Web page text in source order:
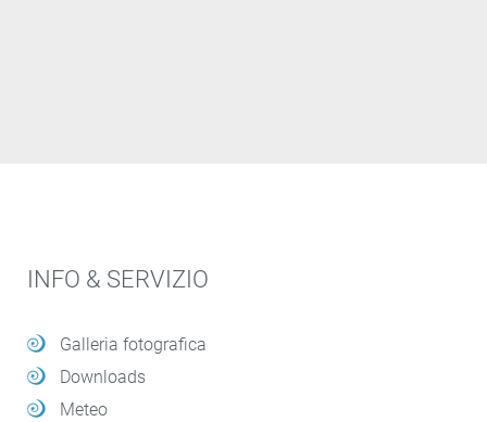
INFO & SERVIZIO
Galleria fotografica
Downloads
Meteo